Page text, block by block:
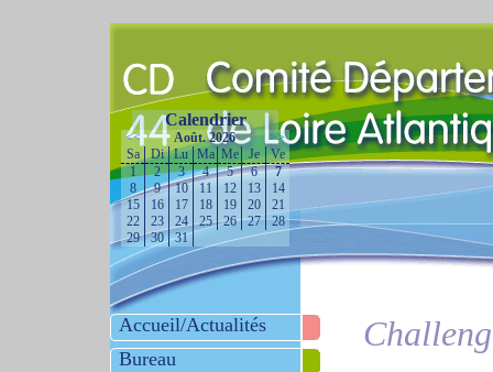
Calendrier
<< Août. 2026
>>
Sa
Di Lu Ma Me Je
Ve
1
2 3 4 5 6
7
8
9 10 11 12 13
14
15
16 17 18 19 20
21
22
23 24 25 26 27
28
29
30 31
Accueil/Actualités
Bureau